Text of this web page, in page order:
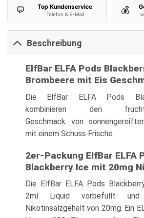
💬 Top Kundenservice
Telefon & E-Mail 💰
Beschreibung
ElfBar ELFA Pods
Brombeere mit Eis
Die ElfBar ELFA Pods
kombinieren den fruchtig-
Geschmack von
mit einem Schuss Frische.
2er-Packung ElfBar ELFA
Blackberry Ice mit 20mg
Die ElfBar ELFAPods
2ml Liquid vorbefüllt
Nikotinsalzgehalt von 20mg. Ein